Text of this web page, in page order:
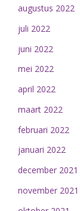
augustus 2022
juli 2022
juni 2022
mei 2022
april 2022
maart 2022
februari 2022
januari 2022
december 2021
november 2021